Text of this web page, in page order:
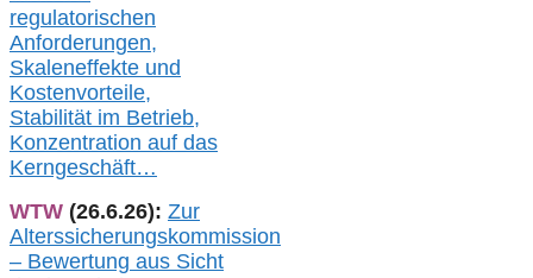
regulatorischen
Anforderungen,
Skaleneffekte und
Kostenvorteile,
Stabilität im Betrieb,
Konzentration auf das
Kerngeschäft…
WTW (26.6.26): Zur
Alterssicherungskommission
– Bewertung aus Sicht